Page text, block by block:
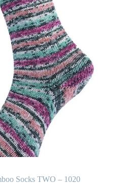
Socks TWO – 1020